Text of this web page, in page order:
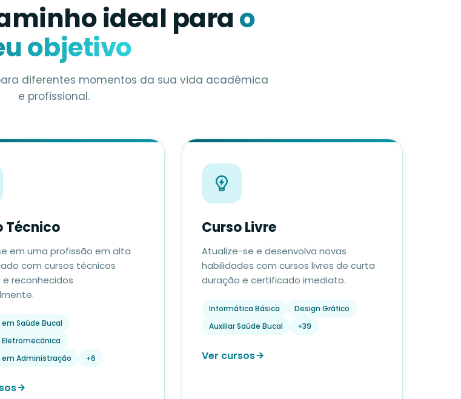
ideal para o
objetivo
diferentes momentos da sua vida acadêmica
e profissional.
Técnico
em uma profissão em alta
com cursos técnicos
reconhecidos
Saúde Bucal
Eletromecânica
em Administração
+6
Curso Livre
Atualize-se e desenvolva novas
habilidades com cursos livres de curta
duração e certificado imediato.
Informática Básica
Design Gráfico
Auxiliar Saúde Bucal
+39
Ver cursos